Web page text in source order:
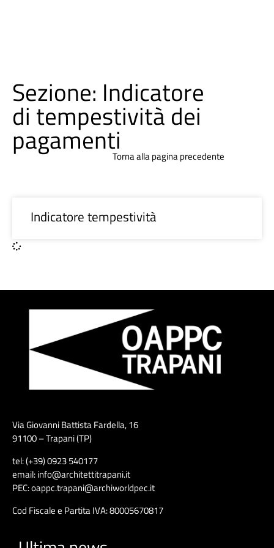
Sezione: Indicatore
di tempestività dei
pagamentiTorna alla pagina precedente
Indicatore tempestività
Via Giovanni Battista Fardella, 16
91100 – Trapani (TP)
tel: (+39) 0923 540177
email: info@architettitrapani.it
PEC: oappc.trapani@archiworldpec.it
Cod Fiscale e Partita IVA: 80005670817